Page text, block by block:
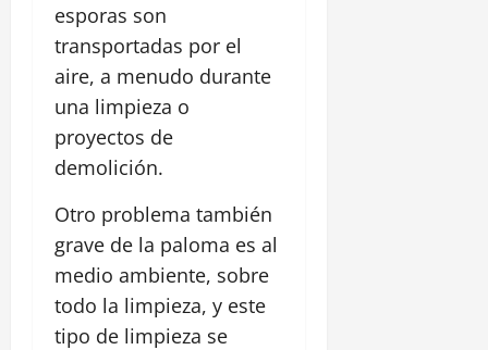
esporas son
transportadas por el
aire, a menudo durante
una limpieza o
proyectos de
demolición.
Otro problema también
grave de la paloma es al
medio ambiente, sobre
todo la limpieza, y este
tipo de limpieza se